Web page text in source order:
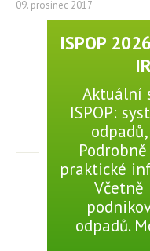
09. prosinec 2017
ISPOP
Aktuální
ISPOP:
praktické
Včetně
odpadů.